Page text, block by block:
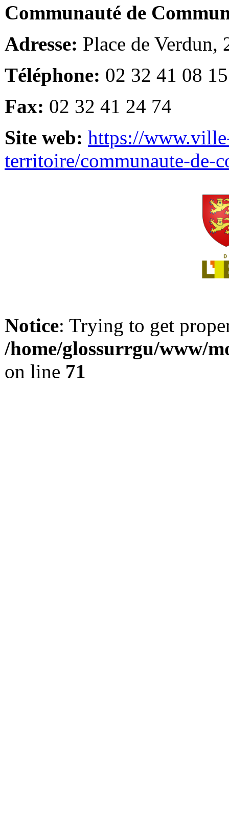
Communauté de
Adresse: Place de Verdun,
Téléphone: 02 32 41 08 15
Fax: 02 32 41 24 74
Site web: https://
territoire/communaute-de-
Notice: Trying to get
/home/glossurrgu/www/
on line 71